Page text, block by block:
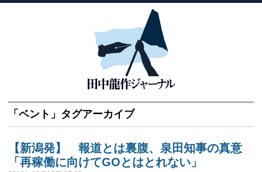
「 ベント 」タグアーカイブ
【新潟発】 報道とは裏腹、泉田知事の真意
「再稼働に向けてGOとはとれない」